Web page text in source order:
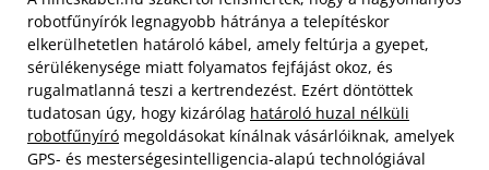
robotfűnyírók legnagyobb hátránya a telepítéskor
elkerülhetetlen határoló kábel, amely feltúrja a gyepet,
sérülékenysége miatt folyamatos fejfájást okoz, és
rugalmatlanná teszi a kertrendezést. Ezért döntöttek
tudatosan úgy, hogy kizárólag határoló huzal nélküli
robotfűnyíró megoldásokat kínálnak vásárlóiknak, amelyek
GPS- és mesterségesintelligencia-alapú technológiával